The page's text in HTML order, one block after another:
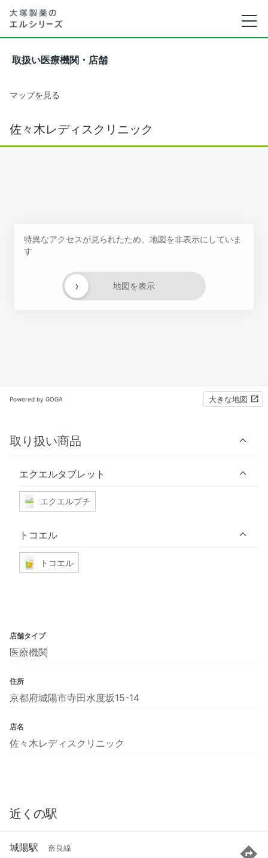
取扱い医療機関・店舗
マップを見る
佐々木レディスクリニック
特異なアクセスが見られたため、地図を非表示にしていま
す
地図を表示
›
Powered by GOGA 大きな地図
取り扱い商品
エクエルタブレット
エクエルプチ
トコエル
トコエル
店舗タイプ
医療機関
住所
京都府城陽市寺田水度坂15-14
店名
佐々木レディスクリニック
近くの駅
城陽駅 奈良線